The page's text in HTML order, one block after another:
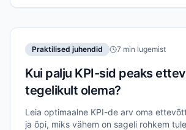
Praktilised juhendid 7 min lugemist
Kui palju KPI-sid peaks
tegelikult olema?
Leia optimaalne KPI-de arv oma
ja õpi, miks vähem on sageli rohkem